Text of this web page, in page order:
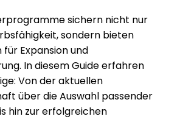
sichern nicht nur
sondern bieten
Expansion und
In diesem Guide erfahren
Von der aktuellen
über die Auswahl passender
hin zur erfolgreichen